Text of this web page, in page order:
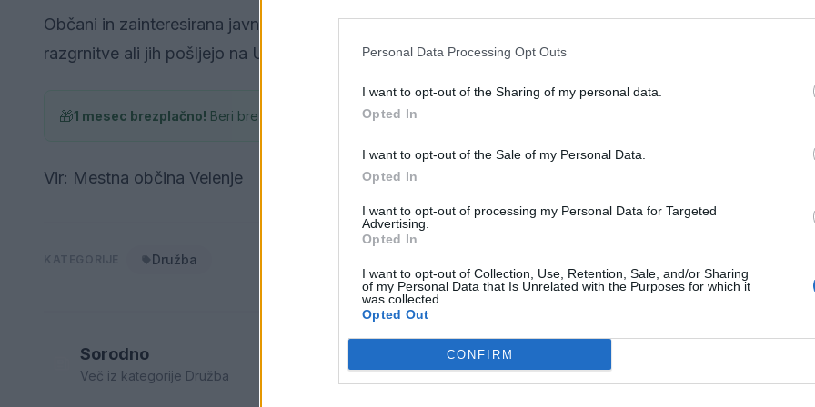
Personal Data Processing Opt Outs
I want to opt-out of the Sharing of my personal data.
Opted In
I want to opt-out of the Sale of my Personal Data.
Opted In
I want to opt-out of processing my Personal Data for Targeted
Advertising.
Opted In
I want to opt-out of Collection, Use, Retention, Sale, and/or Sharing
of my Personal Data that Is Unrelated with the Purposes for which it
was collected.
Opted Out
CONFIRM
Občani in zainteresirana javnost lahko svoje pisne pripombe, mnenja in predloge podajo na kraju javne
razgrnitve ali jih pošljejo na Urad za urejanje prostora Mestne občine Velenje, Titov trg 1, Velenje.
🎁1 mesec brezplačno! Beri brez oglasov
Vir: Mestna občina Velenje
Družba
Sorodno
Več iz kategorije Družba